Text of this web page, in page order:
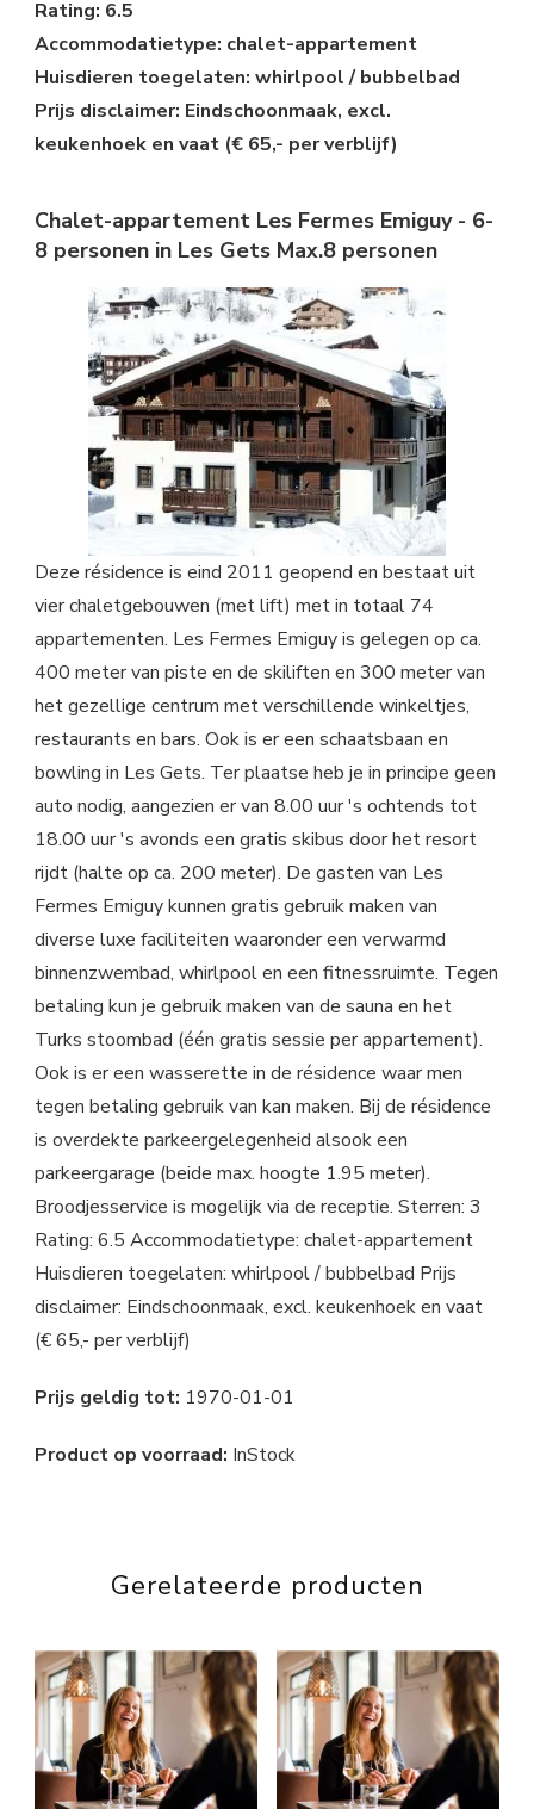
Rating: 6.5
Accommodatietype: chalet-appartement
Huisdieren toegelaten: whirlpool / bubbelbad
Prijs disclaimer: Eindschoonmaak, excl.
keukenhoek en vaat (€ 65,- per verblijf)
Chalet-appartement Les Fermes Emiguy - 6-
8 personen in Les Gets Max.8 personen
Deze résidence is eind 2011 geopend en bestaat uit
vier chaletgebouwen (met lift) met in totaal 74
appartementen. Les Fermes Emiguy is gelegen op ca.
400 meter van piste en de skiliften en 300 meter van
het gezellige centrum met verschillende winkeltjes,
restaurants en bars. Ook is er een schaatsbaan en
bowling in Les Gets. Ter plaatse heb je in principe geen
auto nodig, aangezien er van 8.00 uur 's ochtends tot
18.00 uur 's avonds een gratis skibus door het resort
rijdt (halte op ca. 200 meter). De gasten van Les
Fermes Emiguy kunnen gratis gebruik maken van
diverse luxe faciliteiten waaronder een verwarmd
binnenzwembad, whirlpool en een fitnessruimte. Tegen
betaling kun je gebruik maken van de sauna en het
Turks stoombad (één gratis sessie per appartement).
Ook is er een wasserette in de résidence waar men
tegen betaling gebruik van kan maken. Bij de résidence
is overdekte parkeergelegenheid alsook een
parkeergarage (beide max. hoogte 1.95 meter).
Broodjesservice is mogelijk via de receptie. Sterren: 3
Rating: 6.5 Accommodatietype: chalet-appartement
Huisdieren toegelaten: whirlpool / bubbelbad Prijs
disclaimer: Eindschoonmaak, excl. keukenhoek en vaat
(€ 65,- per verblijf)
Prijs geldig tot: 1970-01-01
Product op voorraad: InStock
Gerelateerde producten